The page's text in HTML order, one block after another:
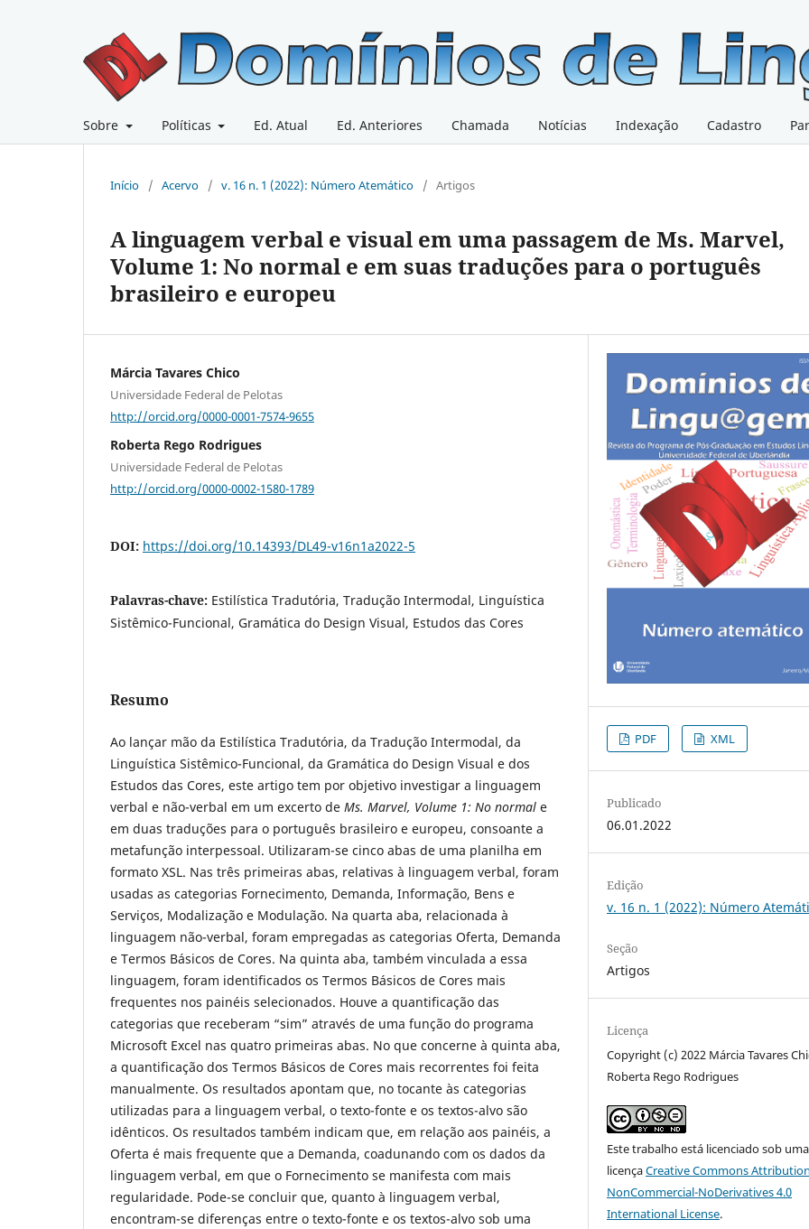
Sobre Políticas Ed. Atual Ed. Anteriores Chamada Notícias Indexação Cadastro
Início / Acervo / v. 16 n. 1 (2022): Número Atemático / Artigos
A linguagem verbal e visual em uma passagem de Ms. Marvel,
Volume 1: No normal e em suas traduções para o português
brasileiro e europeu
Márcia Tavares Chico
Universidade Federal de Pelotas
http://orcid.org/0000-0001-7574-9655
Roberta Rego Rodrigues
Universidade Federal de Pelotas
http://orcid.org/0000-0002-1580-1789
DOI: https://doi.org/10.14393/DL49-v16n1a2022-5
Palavras-chave: Estilística Tradutória, Tradução Intermodal, Linguística
Sistêmico-Funcional, Gramática do Design Visual, Estudos das Cores
Resumo
Ao lançar mão da Estilística Tradutória, da Tradução Intermodal, da
Linguística Sistêmico-Funcional, da Gramática do Design Visual e dos
Estudos das Cores, este artigo tem por objetivo investigar a linguagem
verbal e não-verbal em um excerto de Ms. Marvel, Volume 1: No normal e
em duas traduções para o português brasileiro e europeu, consoante a
metafunção interpessoal. Utilizaram-se cinco abas de uma planilha em
formato XSL. Nas três primeiras abas, relativas à linguagem verbal, foram
usadas as categorias Fornecimento, Demanda, Informação, Bens e
Serviços, Modalização e Modulação. Na quarta aba, relacionada à
linguagem não-verbal, foram empregadas as categorias Oferta, Demanda
e Termos Básicos de Cores. Na quinta aba, também vinculada a essa
linguagem, foram identificados os Termos Básicos de Cores mais
frequentes nos painéis selecionados. Houve a quantificação das
categorias que receberam “sim” através de uma função do programa
Microsoft Excel nas quatro primeiras abas. No que concerne à quinta aba,
a quantificação dos Termos Básicos de Cores mais recorrentes foi feita
manualmente. Os resultados apontam que, no tocante às categorias
utilizadas para a linguagem verbal, o texto-fonte e os textos-alvo são
idênticos. Os resultados também indicam que, em relação aos painéis, a
Oferta é mais frequente que a Demanda, coadunando com os dados da
linguagem verbal, em que o Fornecimento se manifesta com mais
regularidade. Pode-se concluir que, quanto à linguagem verbal,
encontram-se diferenças entre o texto-fonte e os textos-alvo sob uma
PDF XML
Publicado
06.01.2022
Edição
v. 16 n. 1 (2022): Número
Seção
Artigos
Licença
Copyright (c) 2022 Márcia Tavares
Roberta Rego Rodrigues
Este trabalho está licenciado sob uma
licençaCreative Commons
NonCommercial-NoDerivatives 4.0
International License.